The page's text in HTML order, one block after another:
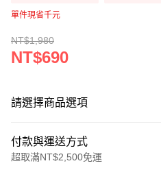
單件現省千元
NT$1,980
NT$690
請選擇商品選項
付款與運送方式
超取滿NT$2,500免運